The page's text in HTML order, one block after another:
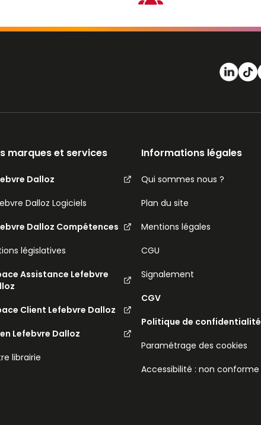
marques et services
Dalloz
Dalloz Logiciels
Dalloz Compétences
législatives
Assistance Lefebvre
Client Lefebvre Dalloz
Lefebvre Dalloz
librairie
Informations légales
Qui sommes nous ?
Plan du site
Mentions légales
CGU
Signalement
CGV
Politique de confidentialité
Paramétrage des cookies
Accessibilité : non conforme